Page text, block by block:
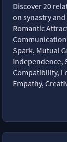
Discover 20
on synastry
Romantic
Communication
Spark, Mutual
Independence,
Compatibility,
Empathy,